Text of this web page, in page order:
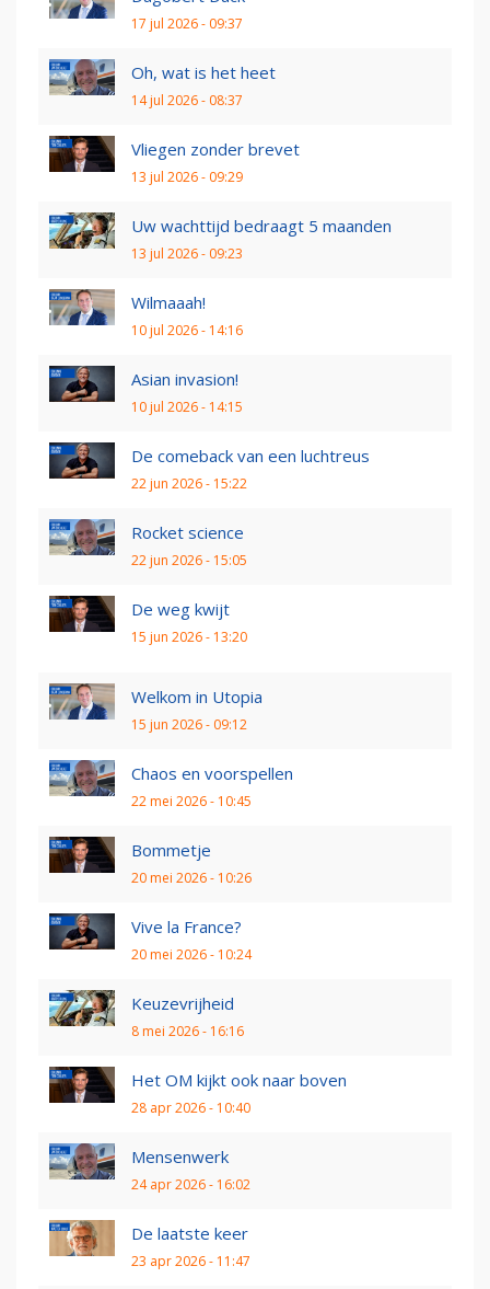
17 jul 2026 - 09:37
Oh, wat is het heet
14 jul 2026 - 08:37
Vliegen zonder brevet
13 jul 2026 - 09:29
Uw wachttijd bedraagt 5 maanden
13 jul 2026 - 09:23
Wilmaaah!
10 jul 2026 - 14:16
Asian invasion!
10 jul 2026 - 14:15
De comeback van een luchtreus
22 jun 2026 - 15:22
Rocket science
22 jun 2026 - 15:05
De weg kwijt
15 jun 2026 - 13:20
Welkom in Utopia
15 jun 2026 - 09:12
Chaos en voorspellen
22 mei 2026 - 10:45
Bommetje
20 mei 2026 - 10:26
Vive la France?
20 mei 2026 - 10:24
Keuzevrijheid
8 mei 2026 - 16:16
Het OM kijkt ook naar boven
28 apr 2026 - 10:40
Mensenwerk
24 apr 2026 - 16:02
De laatste keer
23 apr 2026 - 11:47